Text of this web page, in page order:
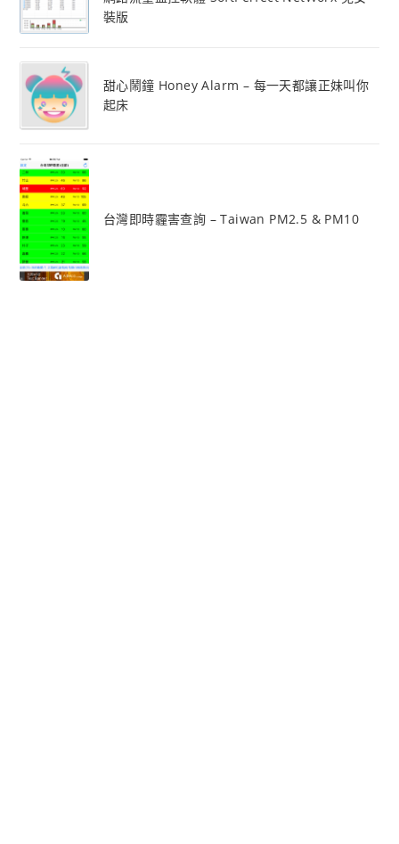
裝版
甜心鬧鐘 Honey Alarm – 每一天都讓正妹叫你
起床
台灣即時霾害查詢 – Taiwan PM2.5 & PM10